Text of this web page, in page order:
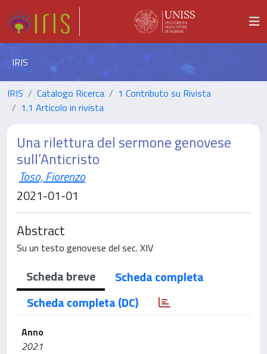
IRIS
IRIS Catalogo Ricerca
1 Contributo su Rivista
1.1 Articolo in rivista
Una rilettura del sermone genovese
sull’Anticristo
Toso, Fiorenzo
2021-01-01
Abstract
Su un testo genovese del sec. XIV
Scheda breve
Scheda completa
Scheda completa (DC)
Anno
2021